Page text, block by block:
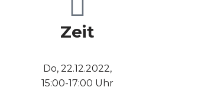
Zeit
Do, 22.12.2022,
15:00-17:00 Uhr